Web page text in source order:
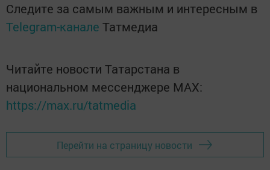
Следите за самым важным и интересным в
Telegram-канале Татмедиа
Читайте новости Татарстана в
национальном мессенджере MАХ:
https://max.ru/tatmedia
Перейти на страницу новости